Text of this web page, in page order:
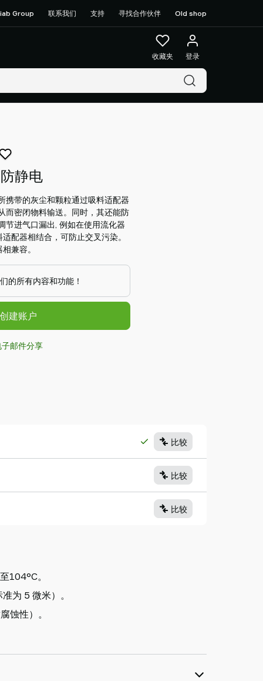
Group 联系我们 支持 寻找合作伙伴 Old shop
收藏夹 登录
静电
携带的灰尘和颗粒通过吸料适配器
而密闭物料输送。同时，其还能防
节进气口漏出, 例如在使用流化器
配器相结合，可防止交叉污染。
兼容。
的所有内容和功能！
建账户
邮件分享
比较
比较
比较
104°C。
为 5 微米）。
蚀性）。